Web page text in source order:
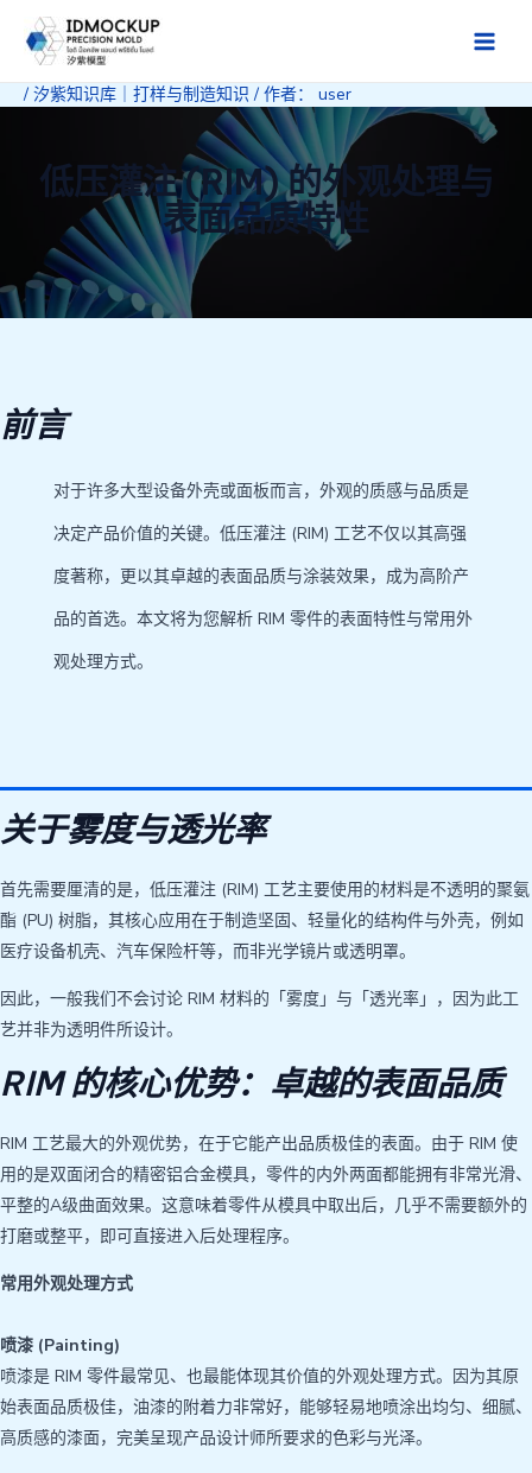
容
Main
/ 汐紫知识库｜打样与制造知识 / 作者： user
低压灌注 (RIM) 的外观处理与
表面品质特性
前言
对于许多大型设备外壳或面板而言，外观的质感与品质是
决定产品价值的关键。低压灌注 (RIM) 工艺不仅以其高强
度著称，更以其卓越的表面品质与涂装效果，成为高阶产
品的首选。本文将为您解析 RIM 零件的表面特性与常用外
观处理方式。
关于雾度与透光率
首先需要厘清的是，低压灌注 (RIM) 工艺主要使用的材料是不透明的聚氨
酯 (PU) 树脂，其核心应用在于制造坚固、轻量化的结构件与外壳，例如
医疗设备机壳、汽车保险杆等，而非光学镜片或透明罩。
因此，一般我们不会讨论 RIM 材料的「雾度」与「透光率」，因为此工
艺并非为透明件所设计。
RIM 的核心优势：卓越的表面品质
RIM 工艺最大的外观优势，在于它能产出品质极佳的表面。由于 RIM 使
用的是双面闭合的精密铝合金模具，零件的内外两面都能拥有非常光滑、
平整的A级曲面效果。这意味着零件从模具中取出后，几乎不需要额外的
打磨或整平，即可直接进入后处理程序。
常用外观处理方式
喷漆 (Painting)
喷漆是 RIM 零件最常见、也最能体现其价值的外观处理方式。因为其原
始表面品质极佳，油漆的附着力非常好，能够轻易地喷涂出均匀、细腻、
高质感的漆面，完美呈现产品设计师所要求的色彩与光泽。